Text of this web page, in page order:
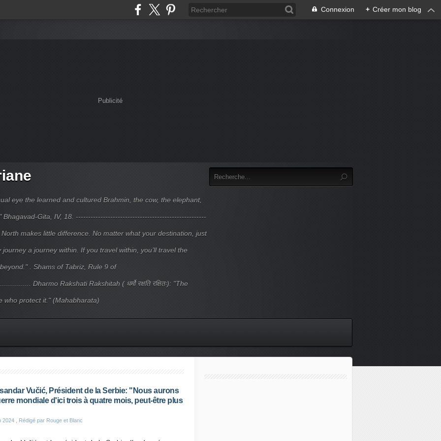
Connexion + Créer mon blog
Publicité
eye the learned and cultured Brahmin, the cow, the elephant,
Bhagavad-Gita, IV, 18. -----------------------------------------------------
makes little difference. No matter what your destination, just
a journey within. If you travel within, you’ll travel the
. Shams of Tabriz, Rule 9 of
Dharmo Rakshati Rakshitah ( धर्मो रक्षति रक्षितः): "The
who protect it." (Mahabharata)
Vučić, Président de la Serbie: "Nous aurons
mondiale d'ici trois à quatre mois, peut-être plus
2024 , Rédigé par Rouge et Blanc